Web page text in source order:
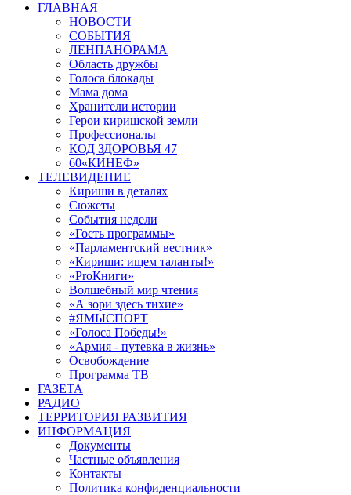
ГЛАВНАЯ
НОВОСТИ
СОБЫТИЯ
ЛЕНПАНОРАМА
Область дружбы
Голоса блокады
Мама дома
Хранители истории
Герои киришской земли
Профессионалы
КОД ЗДОРОВЬЯ 47
60«КИНЕФ»
ТЕЛЕВИДЕНИЕ
Кириши в деталях
Сюжеты
События недели
«Гость программы»
«Парламентский вестник»
«Кириши: ищем таланты!»
«ProКниги»
Волшебный мир чтения
«А зори здесь тихие»
#ЯМЫСПОРТ
«Голоса Победы!»
«Армия - путевка в жизнь»
Освобождение
Программа ТВ
ГАЗЕТА
РАДИО
ТЕРРИТОРИЯ РАЗВИТИЯ
ИНФОРМАЦИЯ
Документы
Частные объявления
Контакты
Политика конфиденциальности